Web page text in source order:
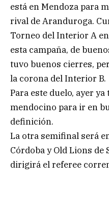
está en Mendoza para
rival de Aranduroga.
Torneo del Interior A
esta campaña, de
tuvo buenos cierres,
la corona del Interior B.
Para este duelo, ayer
mendocino para ir en
definición.
La otra semifinal será
Córdoba y Old Lions de
dirigirá el referee